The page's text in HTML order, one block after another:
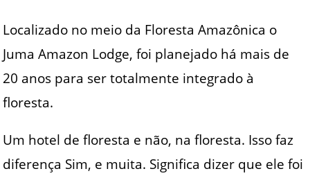
Localizado no meio da Floresta Amazônica o
Juma Amazon Lodge, foi planejado há mais de
20 anos para ser totalmente integrado à
floresta.
Um hotel de floresta e não, na floresta. Isso faz
diferença Sim, e muita. Significa dizer que ele foi